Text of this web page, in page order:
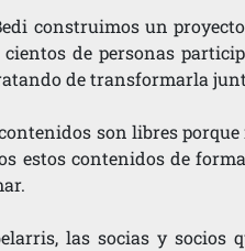
construimos un
de personas
de transformarla
son libres
estos contenidos de
las socias y socios